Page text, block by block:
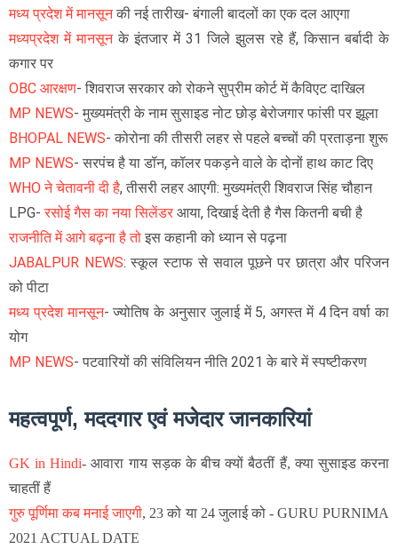
मध्य प्रदेश में मानसूनकी नई तारीख- बंगाली बादलों का एक दल आएगा
मध्यप्रदेश में मानसून के इंतजार में 31 जिले झुलस रहे हैं, किसान बर्बादी के
कगार पर
OBC आरक्षण- शिवराज सरकार को रोकने सुप्रीम कोर्ट में कैविएट दाखिल
MP NEWS- मुख्यमंत्री के नाम सुसाइड नोट छोड़ बेरोजगार फांसी पर झूला
BHOPAL NEWS- कोरोना की तीसरी लहर से पहले बच्चों की प्रताड़ना शुरू
MP NEWS- सरपंच है या डॉन, कॉलर पकड़ने वाले के दोनों हाथ काट दिए
WHO ने चेतावनी दी है, तीसरी लहर आएगी: मुख्यमंत्री शिवराज सिंह चौहान
LPG-रसोई गैस का नया सिलेंडर आया, दिखाई देती है गैस कितनी बची है
राजनीति में आगे बढ़ना है तो इस कहानी को ध्यान से पढ़ना
JABALPUR NEWS: स्कूल स्टाफ से सवाल पूछने पर छात्रा और परिजन
को पीटा
मध्य प्रदेश मानसून- ज्योतिष के अनुसार जुलाई में 5, अगस्त में 4​ दिन वर्षा का
योग
MP NEWS- पटवारियों की संविलियन नीति 2021 के बारे में स्पष्टीकरण
महत्वपूर्ण, मददगार एवं मजेदार जानकारियां
GK in Hindi-आवारा गाय सड़क के बीच क्यों बैठतीं हैं, क्या सुसाइड करना
चाहतीं हैं
गुरु पूर्णिमा कब मनाई जाएगी, 23 को या 24 जुलाई को - GURU PURNIMA
2021 ACTUAL DATE